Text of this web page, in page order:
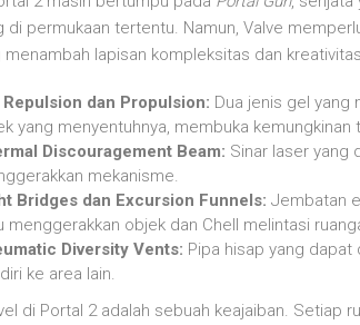
di permukaan tertentu. Namun, Valve
menambah lapisan kompleksitas dan
Repulsion dan Propulsion: Dua jenis gel yang
yang menyentuhnya, membuka
Discouragement Beam: Sinar laser yang
mekanisme.
Bridges dan Excursion Funnels: Jembatan
menggerakkan objek dan Chell melintasi
Diversity Vents: Pipa hisap yang dapat
ke area lain.
di Portal 2 adalah sebuah keajaiban. Setiap